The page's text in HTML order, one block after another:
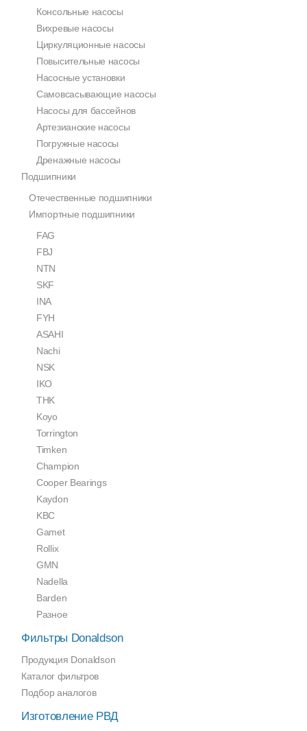
Консольные насосы
Вихревые насосы
Циркуляционные насосы
Повысительные насосы
Насосные установки
Самовсасывающие насосы
Насосы для бассейнов
Артезианские насосы
Погружные насосы
Дренажные насосы
Подшипники
Отечественные подшипники
Импортные подшипники
FAG
FBJ
NTN
SKF
INA
FYH
ASAHI
Nachi
NSK
IKO
THK
Koyo
Torrington
Timken
Champion
Cooper Bearings
Kaydon
KBC
Gamet
Rollix
GMN
Nadella
Barden
Разное
Фильтры Donaldson
Продукция Donaldson
Каталог фильтров
Подбор аналогов
Изготовление РВД